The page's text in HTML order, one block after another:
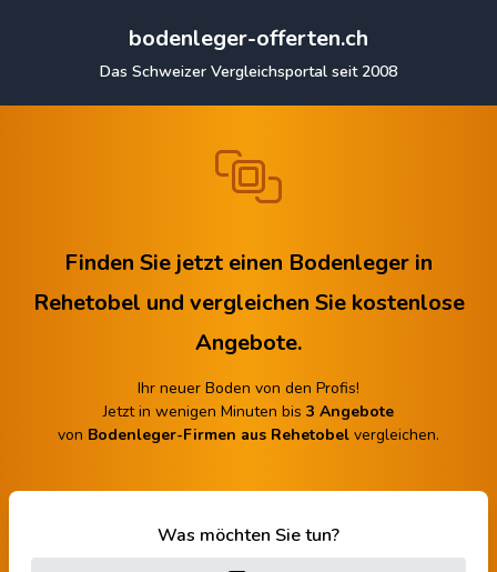
bodenleger-offerten.ch
Das Schweizer Vergleichsportal seit 2008
Finden Sie jetzt einen Bodenleger in
Rehetobel und vergleichen Sie kostenlose
Angebote.
Ihr neuer Boden von den Profis!
Jetzt in wenigen Minuten bis 3 Angebote
von Bodenleger-Firmen aus Rehetobel vergleichen.
Was möchten Sie tun?